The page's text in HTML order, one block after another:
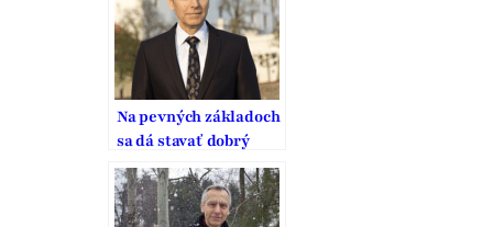
Na pevných základoch
sa dá stavať dobrý
domov